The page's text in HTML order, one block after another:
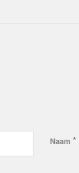
Naam *